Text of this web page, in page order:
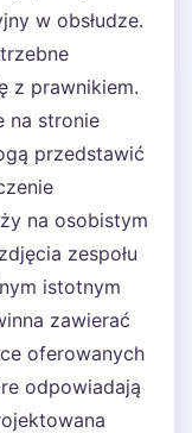
w obsłudze.
z prawnikiem.
na stronie
przedstawić
na osobistym
zespołu
istotnym
zawierać
oferowanych
odpowiadają